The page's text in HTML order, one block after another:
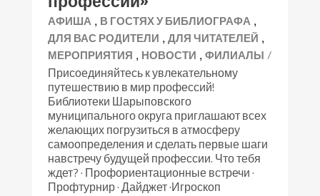
АФИША , В ГОСТЯХ У БИБЛИОГРАФА ,
ДЛЯ ВАС РОДИТЕЛИ ,ДЛЯ ЧИТАТЕЛЕЙ ,
МЕРОПРИЯТИЯ , НОВОСТИ ,ФИЛИАЛЫ /
Присоединяйтесь к увлекательному
путешествию в мир профессий!
Библиотеки Шарыповского
муниципального округа приглашают всех
желающих погрузиться в атмосферу
самоопределения и сделать первые шаги
навстречу будущей профессии. Что тебя
ждет? · Профориентационные встречи ·
Профтурнир · Дайджет ·Игроскоп